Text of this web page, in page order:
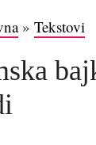
» Tekstovi